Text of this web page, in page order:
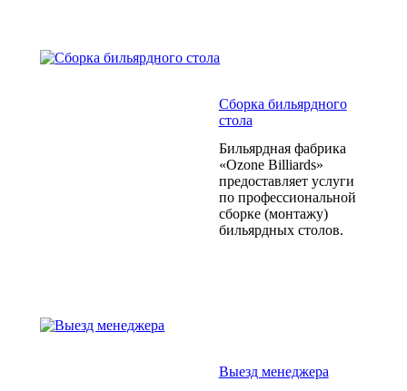
Сборка бильярдного
стола
Бильярдная фабрика
«Ozone Billiards»
предоставляет услуги
по профессиональной
сборке (монтажу)
бильярдных столов.
Выезд менеджера